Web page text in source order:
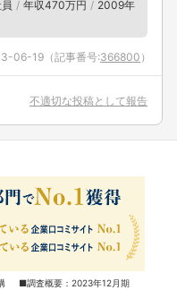
年収470万円
2009年
06-19 （記事番号:366800 ）
不適切な投稿として報告
構 ■調査概要：2023年12月期